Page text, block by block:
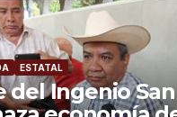
ESTATAL
del Ingenio